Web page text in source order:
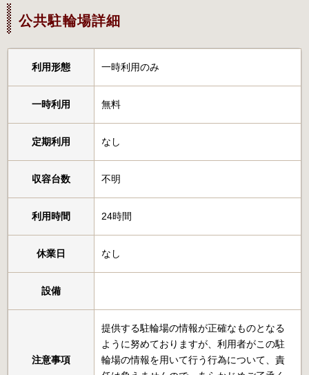
公共駐輪場詳細
利用形態 一時利用のみ
一時利用 無料
定期利用 なし
収容台数 不明
利用時間 24時間
休業日 なし
設備
注意事項
提供する駐輪場の情報が正確なものとなる
ように努めておりますが、利用者がこの駐
輪場の情報を用いて行う行為について、責